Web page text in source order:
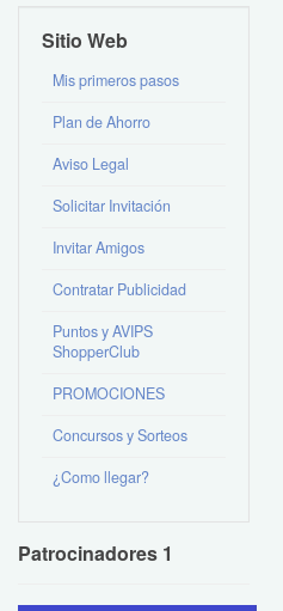
Sitio Web
Mis primeros pasos
Plan de Ahorro
Aviso Legal
Solicitar Invitación
Invitar Amigos
Contratar Publicidad
Puntos y AVIPS
ShopperClub
PROMOCIONES
Concursos y Sorteos
¿Como llegar?
Patrocinadores 1